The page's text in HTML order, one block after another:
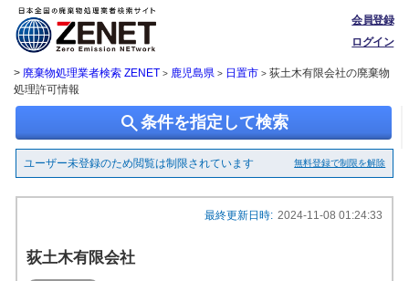
会員登録
ログイン
> 廃棄物処理業者検索 ZENET > 鹿児島県 > 日置市> 荻土木有限会社の廃棄物
処理許可情報
search条件を指定して検索
ユーザー未登録のため閲覧は制限されています 無料登録で制限を解除
最終更新日時: 2024-11-08 01:24:33
荻土木有限会社